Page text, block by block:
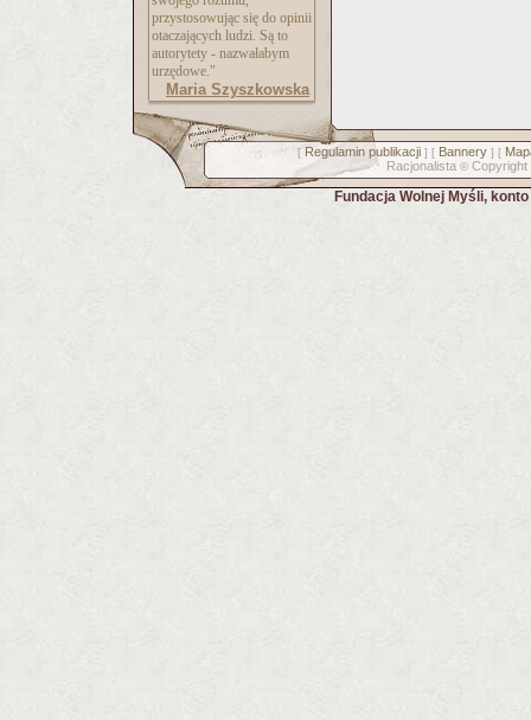
przystosowując się do opinii
otaczających ludzi. Są to
autorytety - nazwałabym
urzędowe."
Maria Szyszkowska
[ Regulamin publikacji] [ Bannery] [
Racjonalista © Copyright
Fundacja Wolnej Myśli,